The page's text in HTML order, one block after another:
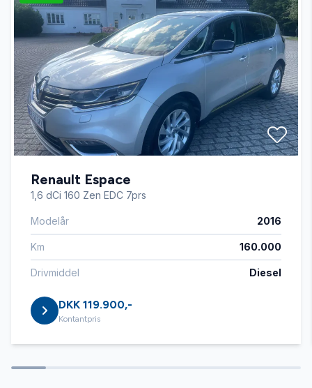
Parkeringssensor bagved
Stofsæder
Sædevarme
Vejbaneassistent
Renault Espace
1,6 dCi 160 Zen EDC 7prs
Modelår 2016
Km 160.000
Drivmiddel Diesel
DKK 119.900,-
Kontantpris